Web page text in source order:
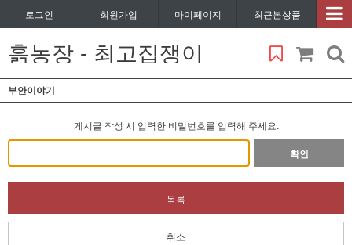
로그인 회원가입 마이페이지 최근본상품
흙농장 - 최고집쟁이
부안이야기
게시글 작성 시 입력한 비밀번호를 입력해 주세요.
확인
목록
취소